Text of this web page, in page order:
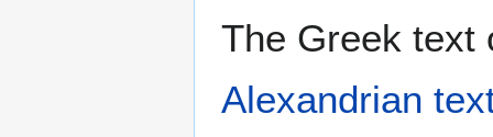
The Greek text
Alexandrian